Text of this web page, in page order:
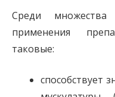
Среди множества
применения
таковые:
способствует